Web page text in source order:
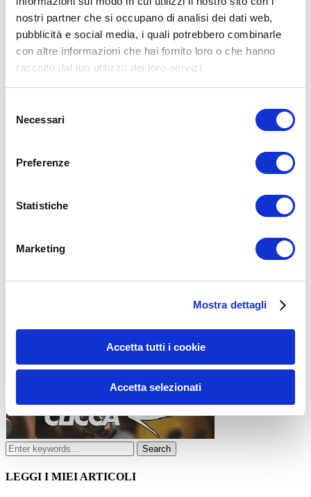
nostri partner che si occupano di analisi dei dati web,
pubblicità e social media, i quali potrebbero combinarle
con altre informazioni che hai fornito loro o che hanno
raccolto dal tuo utilizzo dei loro servizi.
delNecessari
Preferenze
Statistiche
Marketing
Mostra dettagli
Accetta tutti i cookie
Accetta selezionati
15WORKOUT SCARICA ORA
ALLENATI CON ME!
LEGGI I MIEI ARTICOLI